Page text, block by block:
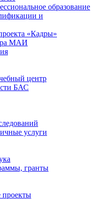
образование
и
«Кадры»
МАИ
центр
БАС
услуги
гранты